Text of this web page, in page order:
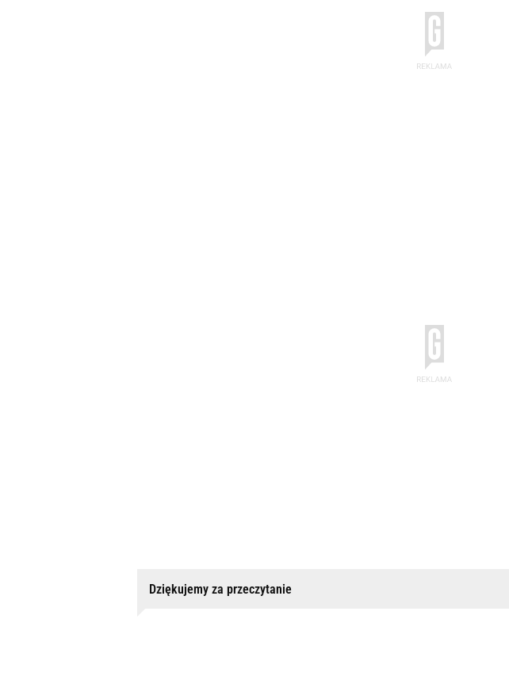
Dziękujemy za przeczytanie